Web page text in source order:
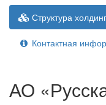
Структура
Контактная
АО